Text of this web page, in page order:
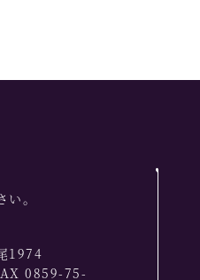
。
1974
0859-75-